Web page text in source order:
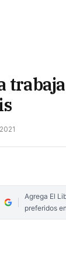
Agrega El
preferidos